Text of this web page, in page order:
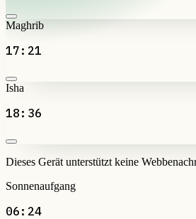
Maghrib
17:21
Isha
18:36
Dieses Gerät unterstützt keine
Sonnenaufgang
06:24